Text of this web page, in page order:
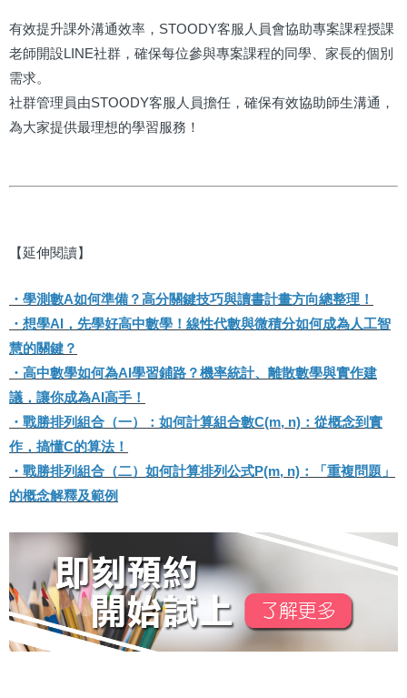
有效提升課外溝通效率，STOODY客服人員會協助專案課程授課
老師開設LINE社群，確保每位參與專案課程的同學、家長的個別
需求。
社群管理員由STOODY客服人員擔任，確保有效協助師生溝通，
為大家提供最理想的學習服務！
【延伸閱讀】
・ 學測數A如何準備？高分關鍵技巧與讀書計畫方向總整理！
・ 想學AI，先學好高中數學！線性代數與微積分如何成為人工智
慧的關鍵？
・ 高中數學如何為AI學習鋪路？機率統計、離散數學與實作建
議，讓你成為AI高手！
・ 戰勝排列組合（一）：如何計算組合數C(m, n)：從概念到實
作，搞懂C的算法！
・ 戰勝排列組合（二）如何計算排列公式P(m, n)：「重複問題」
的概念解釋及範例